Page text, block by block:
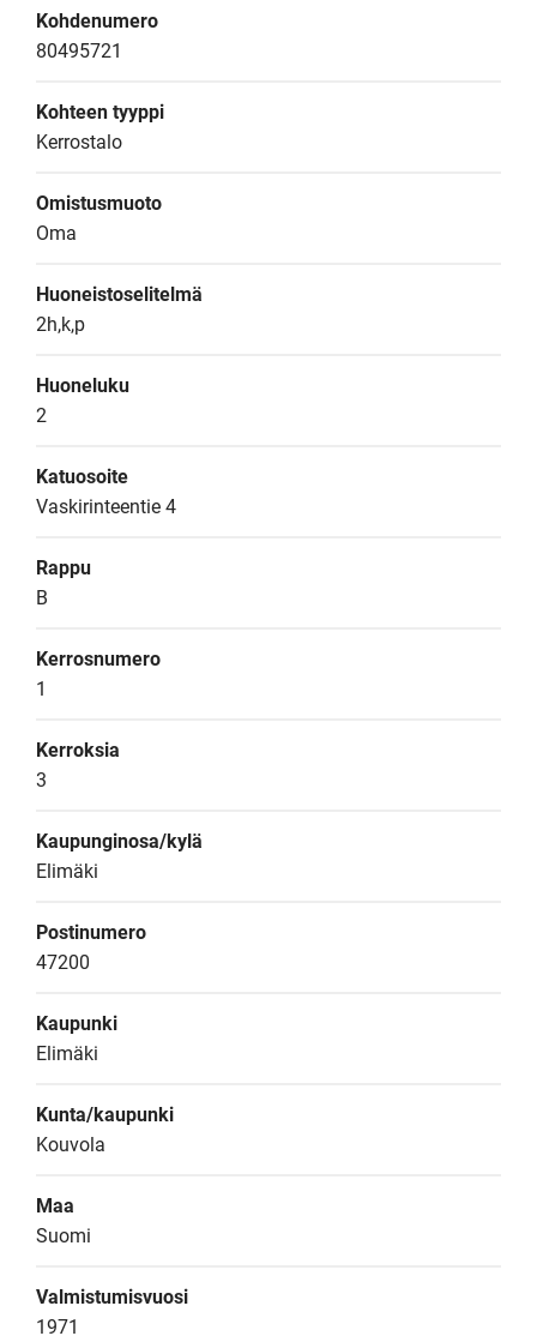
Kohdenumero
80495721
Kohteen tyyppi
Kerrostalo
Omistusmuoto
Oma
Huoneistoselitelmä
2h,k,p
Huoneluku
2
Katuosoite
Vaskirinteentie 4
Rappu
B
Kerrosnumero
1
Kerroksia
3
Kaupunginosa/kylä
Elimäki
Postinumero
47200
Kaupunki
Elimäki
Kunta/kaupunki
Kouvola
Maa
Suomi
Valmistumisvuosi
1971